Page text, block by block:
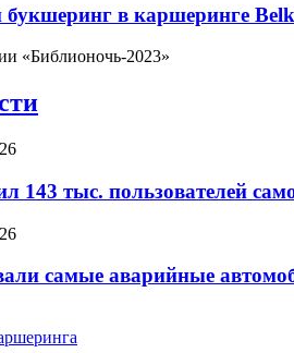
в каршеринге
«Библионочь-2023»
143 тыс. пользователей
самые аварийные